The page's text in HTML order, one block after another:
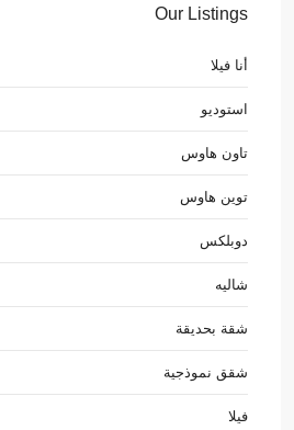
Our Listings
أنا فيلا
استوديو
تاون هاوس
توين هاوس
دوبلكس
شاليه
شقة بحديقة
شقق نموذجية
فيلا